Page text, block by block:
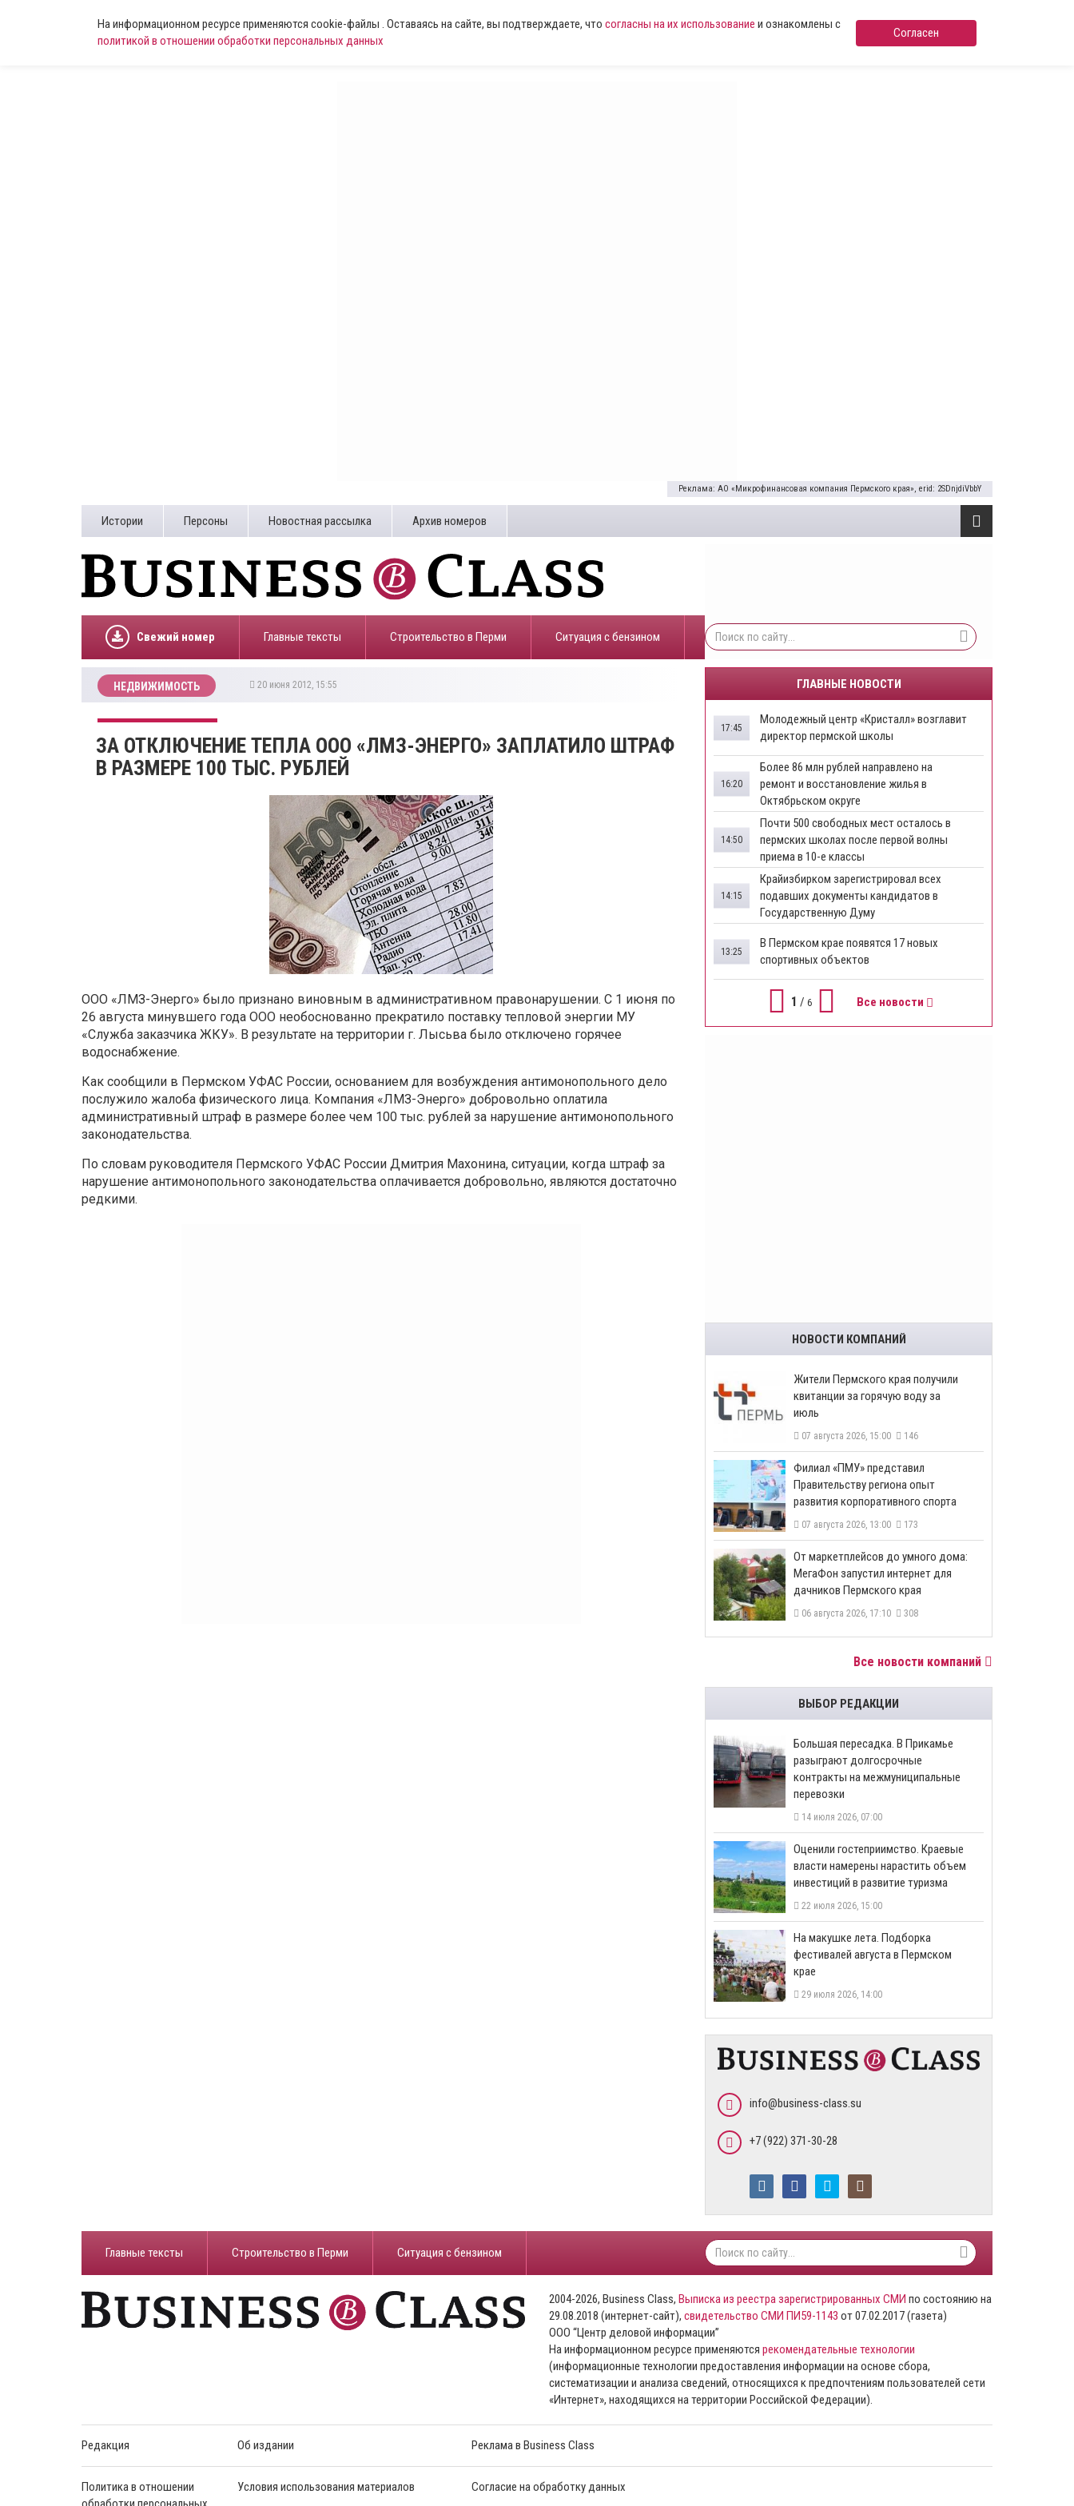
На информационном ресурсе применяются cookie-файлы . Оставаясь на сайте, вы подтверждаете, что согласны на их использование и ознакомлены с
политикой в отношении обработки персональных данных
Согласен
Реклама: АО «Микрофинансовая компания Пермского края», erid: 2SDnjdiVbbY
Истории Персоны Новостная рассылка Архив номеров
Свежий номер Главные тексты Строительство в Перми ​Ситуация с бензином
НЕДВИЖИМОСТЬ 20 июня 2012, 15:55
ЗА ОТКЛЮЧЕНИЕ ТЕПЛА ООО «ЛМЗ-ЭНЕРГО» ЗАПЛАТИЛО ШТРАФ
В РАЗМЕРЕ 100 ТЫС. РУБЛЕЙ
ООО «ЛМЗ-Энерго» было признано виновным в административном правонарушении. С 1 июня по
26 августа минувшего года ООО необоснованно прекратило поставку тепловой энергии МУ
«Служба заказчика ЖКУ». В результате на территории г. Лысьва было отключено горячее
водоснабжение.
Как сообщили в Пермском УФАС России, основанием для возбуждения антимонопольного дело
послужило жалоба физического лица. Компания «ЛМЗ-Энерго» добровольно оплатила
административный штраф в размере более чем 100 тыс. рублей за нарушение антимонопольного
законодательства.
По словам руководителя Пермского УФАС России Дмитрия Махонина, ситуации, когда штраф за
нарушение антимонопольного законодательства оплачивается добровольно, являются достаточно
редкими.
ГЛАВНЫЕ НОВОСТИ
Молодежный центр «Кристалл» возглавит
директор пермской школы
17:45
Более 86 млн рублей направлено на
ремонт и восстановление жилья в
Октябрьском округе
16:20
Почти 500 свободных мест осталось в
пермских школах после первой волны
приема в 10-е классы
14:50
Крайизбирком зарегистрировал всех
подавших документы кандидатов в
Государственную Думу
14:15
​В Пермском крае появятся 17 новых
спортивных объектов
13:25
1 / 6 Все новости
НОВОСТИ КОМПАНИЙ
​Жители Пермского края получили
квитанции за горячую воду за
июль
07 августа 2026, 15:00 146
​Филиал «ПМУ» представил
Правительству региона опыт
развития корпоративного спорта
07 августа 2026, 13:00 173
От маркетплейсов до умного дома:
МегаФон запустил интернет для
дачников Пермского края
06 августа 2026, 17:10 308
Все новости компаний
ВЫБОР РЕДАКЦИИ
Большая пересадка. В Прикамье
разыграют долгосрочные
контракты на межмуниципальные
перевозки
14 июля 2026, 07:00
Оценили гостеприимство. Краевые
власти намерены нарастить объем
инвестиций в развитие туризма
22 июля 2026, 15:00
На макушке лета. Подборка
фестивалей августа в Пермском
крае
29 июля 2026, 14:00
info@business-class.su
+7 (922) 371-30-28
Главные тексты Строительство в Перми ​Ситуация с бензином
2004-2026, Business Class, Выписка из реестра зарегистрированных СМИ по состоянию на
29.08.2018 (интернет-сайт), свидетельство СМИ ПИ59-1143 от 07.02.2017 (газета)
ООО “Центр деловой информации”
На информационном ресурсе применяются рекомендательные технологии
(информационные технологии предоставления информации на основе сбора,
систематизации и анализа сведений, относящихся к предпочтениям пользователей сети
«Интернет», находящихся на территории Российской Федерации).
Редакция Об издании Реклама в Business Class
Политика в отношении
Условия использования материалов Согласие на обработку данных